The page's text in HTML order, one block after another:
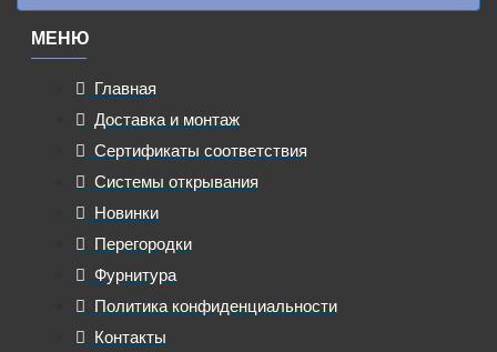
МЕНЮ
Главная
Доставка и монтаж
Сертификаты соответствия
Системы открывания
Новинки
Перегородки
Фурнитура
Политика конфиденциальности
Контакты